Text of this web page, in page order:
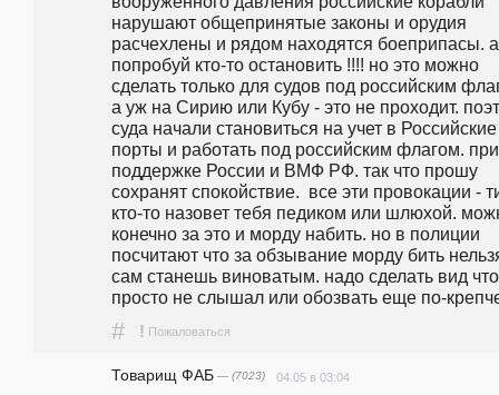
нарушают общепринятые законы и орудия
расчехлены и рядом находятся боеприпасы. а
попробуй кто-то остановить !!!! но это можно
сделать только для судов под российским
а уж на Сирию или Кубу - это не проходит.
суда начали становиться на учет в Российские
порты и работать под российским флагом. при
поддержке России и ВМФ РФ. так что прошу
сохранят спокойствие.  все эти провокации -
кто-то назовет тебя педиком или шлюхой.
конечно за это и морду набить. но в полиции
посчитают что за обзывание морду бить
сам станешь виноватым. надо сделать вид
просто не слышал или обозвать еще по-
# ! Пожаловаться
Товарищ ФАБ — (7023) 04.05 в 03:04